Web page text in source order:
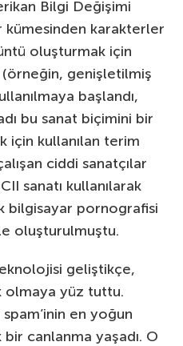
Bilgi Değişimi
karakterler
oluşturmak için
genişletilmiş
başlandı,
bu sanat biçimini bir
için kullanılan terim
ciddi sanatçılar
sanatı kullanılarak
bilgisayar pornografisi
oluşturulmuştu.
geliştikçe,
olmaya yüz tuttu.
en yoğun
canlanma yaşadı. O